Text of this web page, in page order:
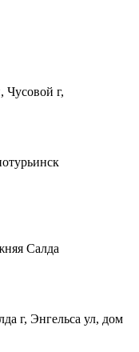
Чусовой г,
Салда
г, Энгельса ул, дом